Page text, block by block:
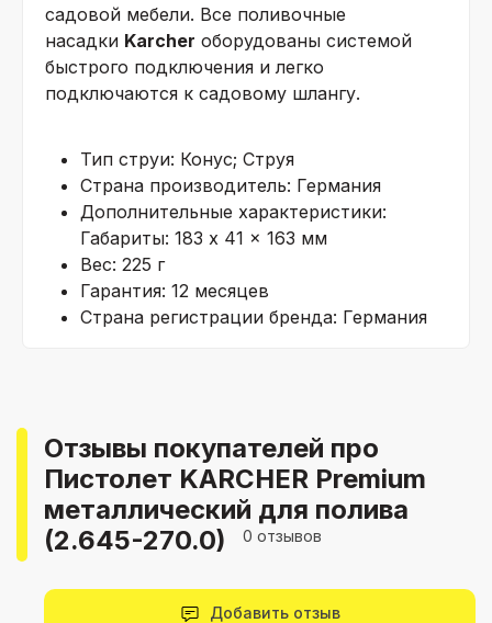
садовой мебели. Все поливочные
насадки Karcher оборудованы системой
быстрого подключения и легко
подключаются к садовому шлангу.
Тип струи: Конус; Струя
Страна производитель: Германия
Дополнительные характеристики:
Габариты: 183 x 41 x 163 мм
Вес: 225 г
Гарантия: 12 месяцев
Страна регистрации бренда: Германия
Отзывы покупателей про
Пистолет KARCHER Premium
металлический для полива
(2.645-270.0)
0 отзывов
Добавить отзыв